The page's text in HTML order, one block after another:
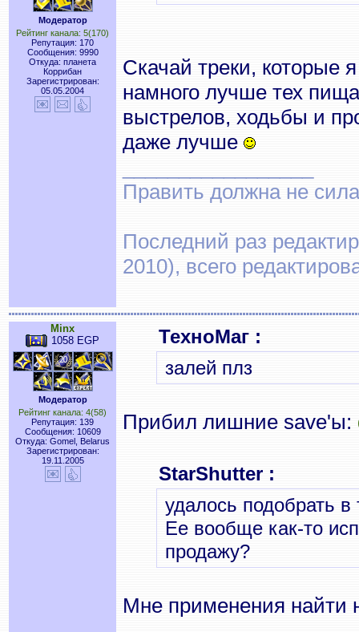
Модератор
Рейтинг канала: 5(170)
Репутация: 170
Сообщения: 9990
Откуда: планета
Коррибан
Зарегистрирован:
05.05.2004
Скачай треки, которые
намного лучше тех
выстрелов, ходьбы и
даже лучше
Править должна не
Последний раз
2010), всего
Minx
1058 EGP
Модератор
Рейтинг канала: 4(58)
Репутация: 139
Сообщения: 10609
Откуда: Gomel, Belarus
Зарегистрирован:
19.11.2005
ТехноМаг :
залей плз
Прибил лишние save'ы:
StarShutter :
удалось подобрать
Ее вообще как-то
продажу?
Мне применения найти